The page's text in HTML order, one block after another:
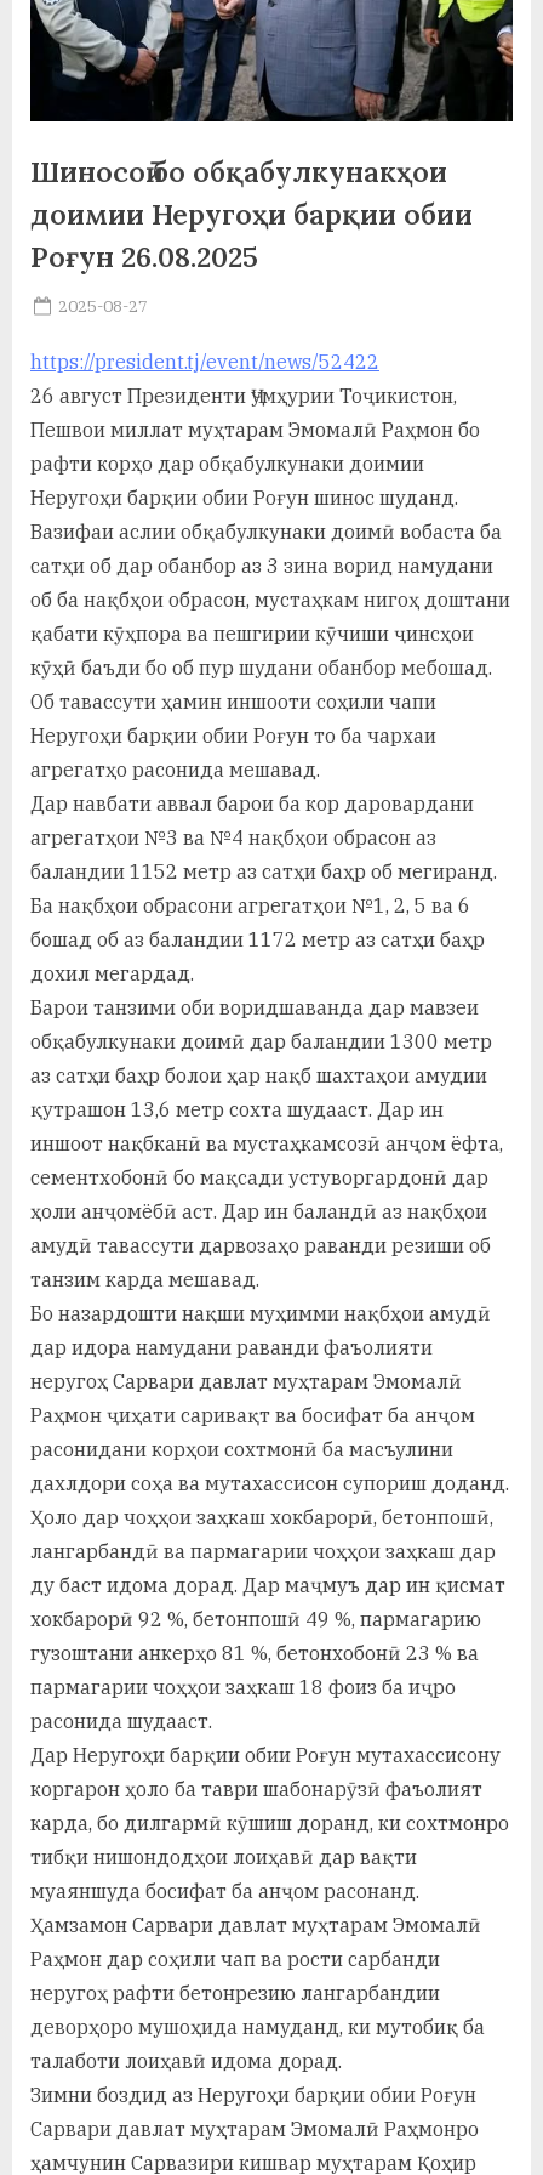
а
о
м
и
и
р
Х
у
с
р
Шиносоӣ бо обқабулкунакҳои
доимии Неругоҳи барқии обии
Роғун 26.08.2025
Posted
2025-08-27
https://president.tj/event/news/52422
26 август Президенти Ҷумҳурии Тоҷикистон,
Пешвои миллат муҳтарам Эмомалӣ Раҳмон бо
рафти корҳо дар обқабулкунаки доимии
Неругоҳи барқии обии Роғун шинос шуданд.
Вазифаи аслии обқабулкунаки доимӣ вобаста ба
сатҳи об дар обанбор аз 3 зина ворид намудани
об ба нақбҳои обрасон, мустаҳкам нигоҳ доштани
қабати кӯҳпора ва пешгирии кӯчиши ҷинсҳои
кӯҳӣ баъди бо об пур шудани обанбор мебошад.
Об тавассути ҳамин иншооти соҳили чапи
Неругоҳи барқии обии Роғун то ба чархаи
агрегатҳо расонида мешавад.
Дар навбати аввал барои ба кор даровардани
агрегатҳои №3 ва №4 нақбҳои обрасон аз
баландии 1152 метр аз сатҳи баҳр об мегиранд.
Ба нақбҳои обрасони агрегатҳои №1, 2, 5 ва 6
бошад об аз баландии 1172 метр аз сатҳи баҳр
дохил мегардад.
Барои танзими оби воридшаванда дар мавзеи
обқабулкунаки доимӣ дар баландии 1300 метр
аз сатҳи баҳр болои ҳар нақб шахтаҳои амудии
қутрашон 13,6 метр сохта шудааст. Дар ин
иншоот нақбканӣ ва мустаҳкамсозӣ анҷом ёфта,
сементхобонӣ бо мақсади устуворгардонӣ дар
ҳоли анҷомёбӣ аст. Дар ин баландӣ аз нақбҳои
амудӣ тавассути дарвозаҳо раванди резиши об
танзим карда мешавад.
Бо назардошти нақши муҳимми нақбҳои амудӣ
дар идора намудани раванди фаъолияти
неругоҳ Сарвари давлат муҳтарам Эмомалӣ
Раҳмон ҷиҳати саривақт ва босифат ба анҷом
расонидани корҳои сохтмонӣ ба масъулини
дахлдори соҳа ва мутахассисон супориш доданд.
Ҳоло дар чоҳҳои заҳкаш хокбарорӣ, бетонпошӣ,
лангарбандӣ ва пармагарии чоҳҳои заҳкаш дар
ду баст идома дорад. Дар маҷмуъ дар ин қисмат
хокбарорӣ 92 %, бетонпошӣ 49 %, пармагарию
гузоштани анкерҳо 81 %, бетонхобонӣ 23 % ва
пармагарии чоҳҳои заҳкаш 18 фоиз ба иҷро
расонида шудааст.
Дар Неругоҳи барқии обии Роғун мутахассисону
коргарон ҳоло ба таври шабонарӯзӣ фаъолият
карда, бо дилгармӣ кӯшиш доранд, ки сохтмонро
тибқи нишондодҳои лоиҳавӣ дар вақти
муаяншуда босифат ба анҷом расонанд.
Ҳамзамон Сарвари давлат муҳтарам Эмомалӣ
Раҳмон дар соҳили чап ва рости сарбанди
неругоҳ рафти бетонрезию лангарбандии
деворҳоро мушоҳида намуданд, ки мутобиқ ба
талаботи лоиҳавӣ идома дорад.
Зимни боздид аз Неругоҳи барқии обии Роғун
Сарвари давлат муҳтарам Эмомалӣ Раҳмонро
ҳамчунин Сарвазири кишвар муҳтарам Қоҳир